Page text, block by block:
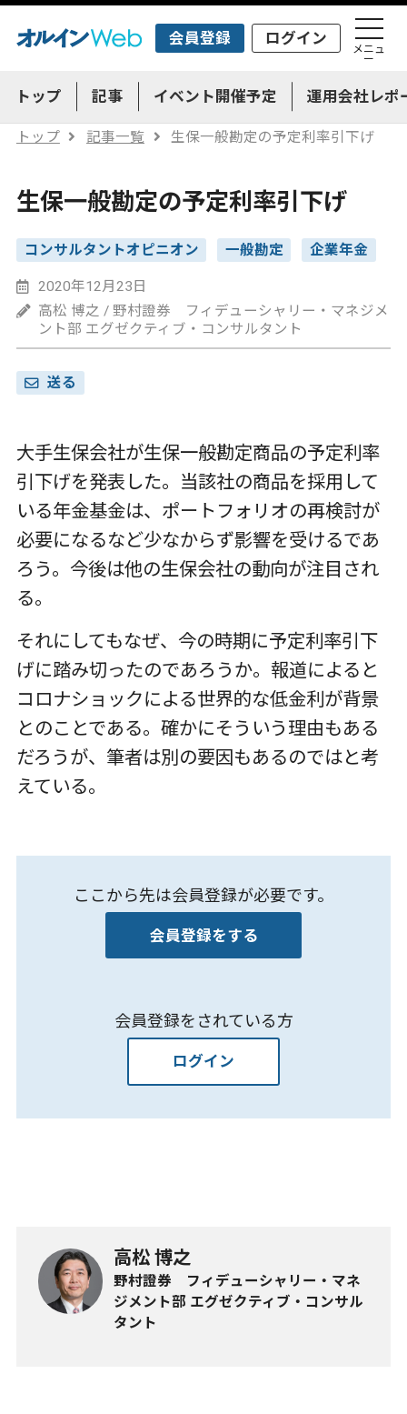
会員登録 ログイン
メニュ
ー
トップ 記事 イベント開催予定 運用会社レポ
トップ 記事一覧 生保一般勘定の予定利率引下げ
生保一般勘定の予定利率引下げ
コンサルタントオピニオン 一般勘定 企業年金
2020年12月23日
高松 博之 / 野村證券 フィデューシャリー・マネジメ
ント部 エグゼクティブ・コンサルタント
送る
大手生保会社が生保一般勘定商品の予定利率
引下げを発表した。当該社の商品を採用して
いる年金基金は、ポートフォリオの再検討が
必要になるなど少なからず影響を受けるであ
ろう。今後は他の生保会社の動向が注目され
る。
それにしてもなぜ、今の時期に予定利率引下
げに踏み切ったのであろうか。報道によると
コロナショックによる世界的な低金利が背景
とのことである。確かにそういう理由もある
だろうが、筆者は別の要因もあるのではと考
えている。
ここから先は会員登録が必要です。
会員登録をする
会員登録をされている方
ログイン
高松 博之
野村證券 フィデューシャリー・マネ
ジメント部 エグゼクティブ・コンサル
タント